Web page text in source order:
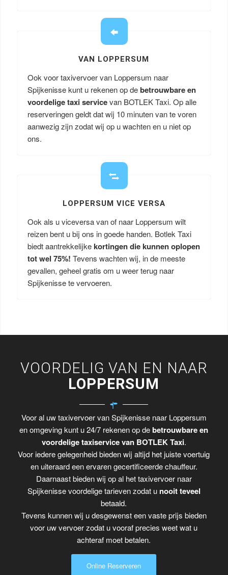
VAN LOPPERSUM
Ook voor taxivervoer van Loppersum naar
Spijkenisse kunt u rekenen op debetrouwbare en
voordelige taxi servicevan BOTLEK Taxi. Op alle
reserveringen geldt dat wij 10 minuten van te voren
aanwezig zijn zodat wij op u wachten en u niet op
ons.
LOPPERSUM VICE VERSA
Ook als u viceversa van of naar Loppersum wilt
reizen bent u bij ons in goede handen. Botlek Taxi
biedt aantrekkelijkekortingen die kunnen oplopen
tot wel 75%! Tevens wachten wij, in de meeste
gevallen, geheel gratis om u weer terug naar
Spijkenisse te vervoeren.
VOORDELIG VAN EN NAAR
LOPPERSUM
Voor al uw taxivervoer van Spijkenisse naar Loppersum
en omgeving kunt u 24/7 rekenen op debetrouwbare en
voordelige taxiservice van BOTLEK Taxi.
Voor iedere gelegenheid bieden wij altijd het juiste voertuig
en uiteraard een ervaren gecertificeerde chauffeur.
Daarnaast bieden wij op al het taxivervoer naar
Spijkenisse voordelige tarieven zodat u nooit teveel
betaald.
Tevens kunnen wij u desgewenst een vaste prijs bieden
voor uw vervoer zodat u vooraf precies weet wat u
achteraf moet betalen.
Online Reserveren